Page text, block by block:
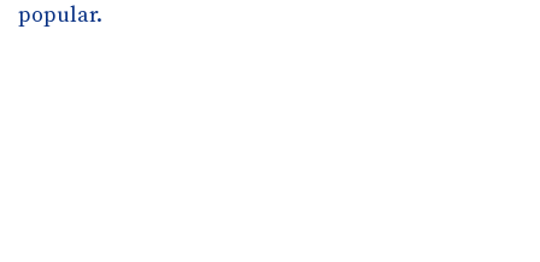
popular.